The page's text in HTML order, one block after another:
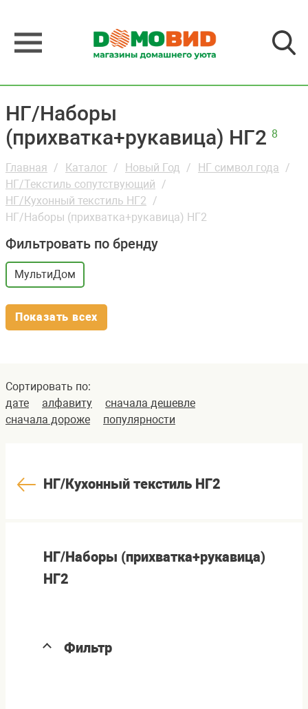
НГ/Наборы
(прихватка+рукавица) НГ2 8
Главная Каталог Новый Год
НГ символ года
НГ/Текстиль сопутствующий
НГ/Кухонный текстиль НГ2
НГ/Наборы (прихватка+рукавица) НГ2
Фильтровать по бренду
МультиДом
Показать всех
Сортировать по:
дате
алфавиту
сначала дешевле
сначала дороже
популярности
НГ/Кухонный текстиль НГ2
НГ/Наборы (прихватка+рукавица)
НГ2
Фильтр